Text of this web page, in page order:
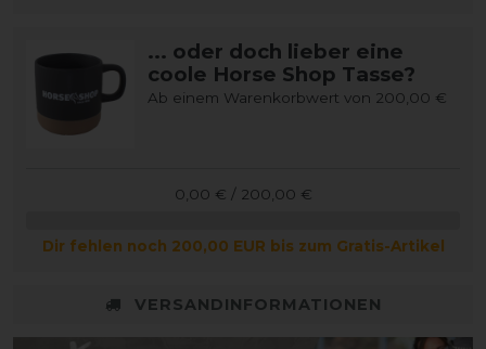
... oder doch lieber eine
coole Horse Shop Tasse?
Ab einem Warenkorbwert von 200,00 €
0,00 € / 200,00 €
Dir fehlen noch 200,00 EUR bis zum Gratis-Artikel
VERSANDINFORMATIONEN